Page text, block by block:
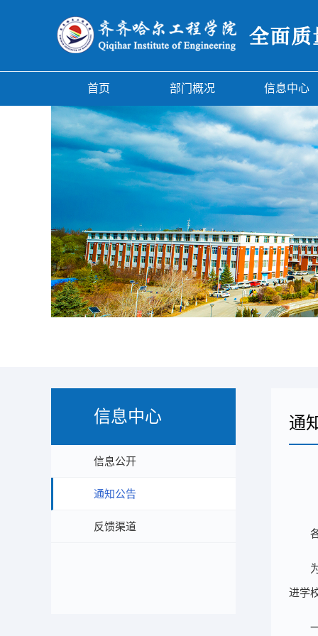
首页 部门概况 信息中心
信息中心
信息公开
通知公告
反馈渠道
通
进学